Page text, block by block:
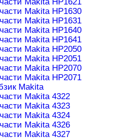
Makita HP1621
Makita HP1630
Makita HP1631
Makita HP1640
Makita HP1641
Makita HP2050
Makita HP2051
Makita HP2070
Makita HP2071
Makita
Makita 4322
Makita 4323
Makita 4324
Makita 4326
Makita 4327